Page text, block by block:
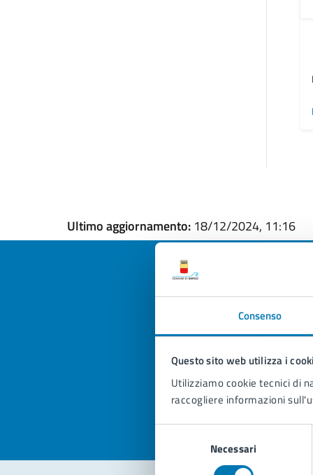
Consenso
Questo sito web utilizza i
Utilizziamo cookie tecnici di
raccogliere informazioni
consenso
Necessari
Ultimo aggiornamento: 18/12/2024, 11:16